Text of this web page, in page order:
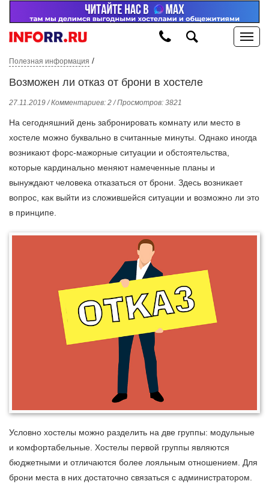
Полезная информация /
Возможен ли отказ от брони в хостеле
27.11.2019 / Комментариев: 2 / Просмотров: 3821
На сегодняшний день забронировать комнату или место в
хостеле можно буквально в считанные минуты. Однако иногда
возникают форс-мажорные ситуации и обстоятельства,
которые кардинально меняют намеченные планы и
вынуждают человека отказаться от брони. Здесь возникает
вопрос, как выйти из сложившейся ситуации и возможно ли это
в принципе.
Условно хостелы можно разделить на две группы: модульные
и комфортабельные. Хостелы первой группы являются
бюджетными и отличаются более лояльным отношением. Для
брони места в них достаточно связаться с администратором.